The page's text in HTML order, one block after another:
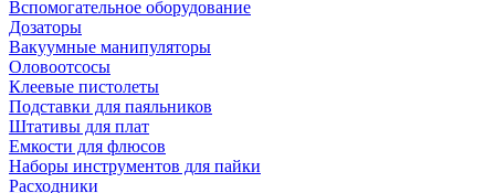
Вспомогательное оборудование
Дозаторы
Вакуумные манипуляторы
Оловоотсосы
Клеевые пистолеты
Подставки для паяльников
Штативы для плат
Емкости для флюсов
Наборы инструментов для пайки
Расходники